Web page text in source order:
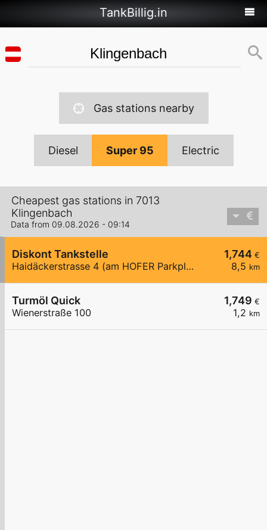
TankBillig.in
Gas stations nearby
Diesel Super 95 Electric
Cheapest gas stations in 7013
Klingenbach
Data from 09.08.2026 - 09:14
1,744 €
8,5 km
Diskont Tankstelle
Haidäckerstrasse 4 (am HOFER Parkplatz)
1,749 €
1,2 km
Turmöl Quick
Wienerstraße 100